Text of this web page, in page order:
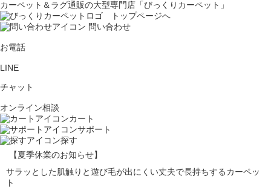
カーペット＆ラグ通販の大型専門店「びっくりカーペット」
問い合わせ
お電話
LINE
チャット
オンライン相談
カート
サポート
探す
【夏季休業のお知らせ】
サラッとした肌触りと遊び毛が出にくい丈夫で長持ちするカーペッ
ト